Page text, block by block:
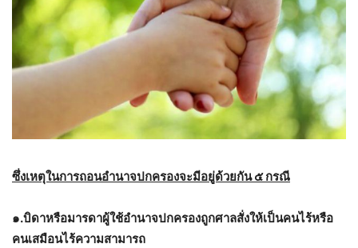
ซึ่งเหตุในการถอนอำนาจปกครองจะมีอยู่ด้วยกัน ๕ กรณี
๑.บิดาหรือมารดาผู้ใช้อำนาจปกครองถูกศาลสั่งให้เป็นคนไร้หรือ
คนเสมือนไร้ความสามารถ